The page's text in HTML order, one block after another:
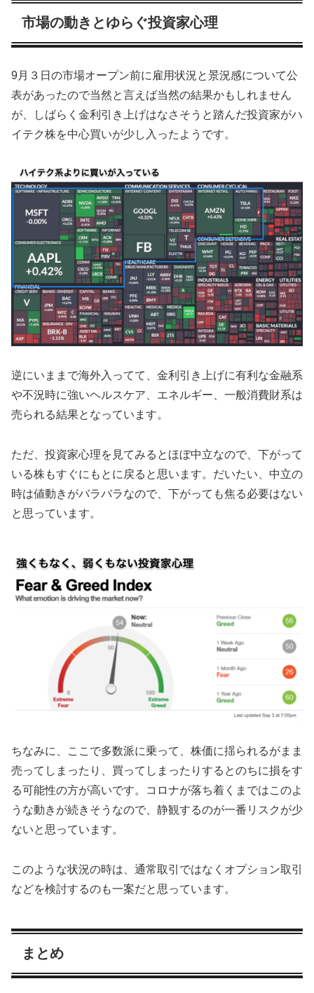
市場の動きとゆらぐ投資家心理
9月３日の市場オープン前に雇用状況と景況感について公
表があったので当然と言えば当然の結果かもしれません
が、しばらく金利引き上げはなさそうと踏んだ投資家がハ
イテク株を中心買いが少し入ったようです。
逆にいままで海外入ってて、金利引き上げに有利な金融系
や不況時に強いヘルスケア、エネルギー、一般消費財系は
売られる結果となっています。
ただ、投資家心理を見てみるとほぼ中立なので、下がって
いる株もすぐにもとに戻ると思います。だいたい、中立の
時は値動きがバラバラなので、下がっても焦る必要はない
と思っています。
ちなみに、ここで多数派に乗って、株価に揺られるがまま
売ってしまったり、買ってしまったりするとのちに損をす
る可能性の方が高いです。コロナが落ち着くまではこのよ
うな動きが続きそうなので、静観するのが一番リスクが少
ないと思っています。
このような状況の時は、通常取引ではなくオプション取引
などを検討するのも一案だと思っています。
まとめ